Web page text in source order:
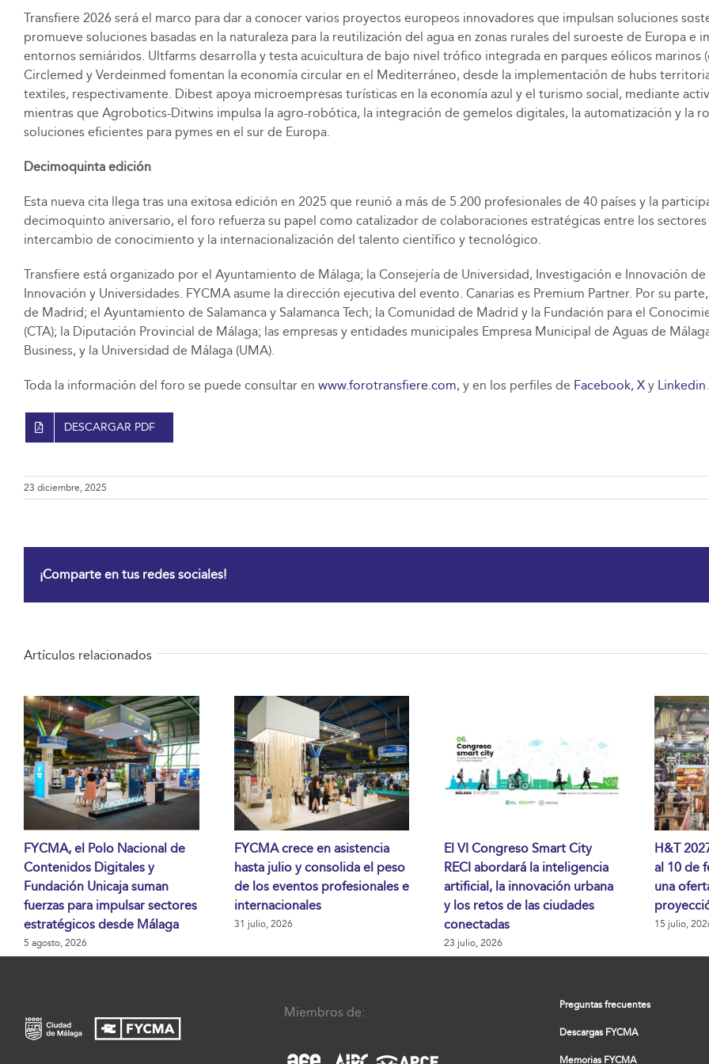
Transfiere 2026 será el marco para dar a conocer varios proyectos europeos innovadores que impulsan soluciones
promueve soluciones basadas en la naturaleza para la reutilización del agua en zonas rurales del suroeste de Europa e
entornos semiáridos. Ultfarms desarrolla y testa acuicultura de bajo nivel trófico integrada en parques eólicos marinos
Circlemed y Verdeinmed fomentan la economía circular en el Mediterráneo, desde la implementación de hubs
textiles, respectivamente. Dibest apoya microempresas turísticas en la economía azul y el turismo social, mediante
mientras que Agrobotics-Ditwins impulsa la agro-robótica, la integración de gemelos digitales, la automatización y la
soluciones eficientes para pymes en el sur de Europa.
Decimoquinta edición
Esta nueva cita llega tras una exitosa edición en 2025 que reunió a más de 5.200 profesionales de 40 países y la
decimoquinto aniversario, el foro refuerza su papel como catalizador de colaboraciones estratégicas entre los
intercambio de conocimiento y la internacionalización del talento científico y tecnológico.
Transfiere está organizado por el Ayuntamiento de Málaga; la Consejería de Universidad, Investigación e Innovación
Innovación y Universidades. FYCMA asume la dirección ejecutiva del evento. Canarias es Premium Partner. Por su
de Madrid; el Ayuntamiento de Salamanca y Salamanca Tech; la Comunidad de Madrid y la Fundación para el
(CTA); la Diputación Provincial de Málaga; las empresas y entidades municipales Empresa Municipal de Aguas de
Business, y la Universidad de Málaga (UMA).
Toda la información del foro se puede consultar en www.forotransfiere.com, y en los perfiles de Facebook, Xy Linkedin.
DESCARGAR PDF
23 diciembre, 2025
¡Comparte en tus redes sociales!
Artículos relacionados
FYCMA, el Polo Nacional de
Contenidos Digitales y
Fundación Unicaja suman
fuerzas para impulsar sectores
estratégicos desde Málaga
5 agosto, 2026
FYCMA crece en asistencia
hasta julio y consolida el peso
de los eventos profesionales e
internacionales
31 julio, 2026
El VI Congreso Smart City
RECI abordará la inteligencia
artificial, la innovación urbana
y los retos de las ciudades
conectadas
23 julio, 2026
H&T
al 10 de
una
15 julio,
Miembros de: Preguntas frecuentes
Descargas FYCMA
Memorias FYCMA